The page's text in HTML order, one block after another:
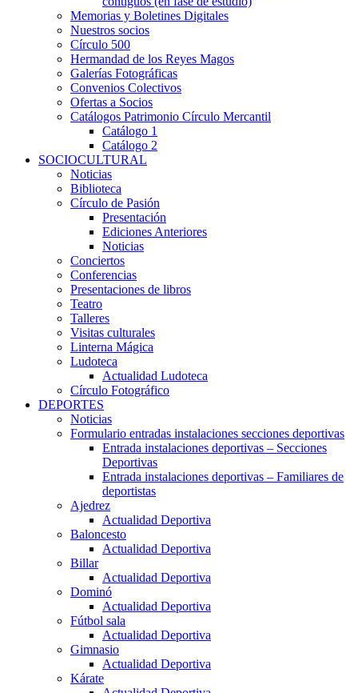
Memorias y Boletines Digitales
Nuestros socios
Círculo 500
Hermandad de los Reyes Magos
Galerías Fotográficas
Convenios Colectivos
Ofertas a Socios
Catálogos Patrimonio Círculo Mercantil
Catálogo 1
Catálogo 2
SOCIOCULTURAL
Noticias
Biblioteca
Círculo de Pasión
Presentación
Ediciones Anteriores
Noticias
Conciertos
Conferencias
Presentaciones de libros
Teatro
Talleres
Visitas culturales
Linterna Mágica
Ludoteca
Actualidad Ludoteca
Círculo Fotográfico
DEPORTES
Noticias
Formulario entradas instalaciones secciones deportivas
Entrada instalaciones deportivas – Secciones
Deportivas
Entrada instalaciones deportivas – Familiares de
deportistas
Ajedrez
Actualidad Deportiva
Baloncesto
Actualidad Deportiva
Billar
Actualidad Deportiva
Dominó
Actualidad Deportiva
Fútbol sala
Actualidad Deportiva
Gimnasio
Actualidad Deportiva
Kárate